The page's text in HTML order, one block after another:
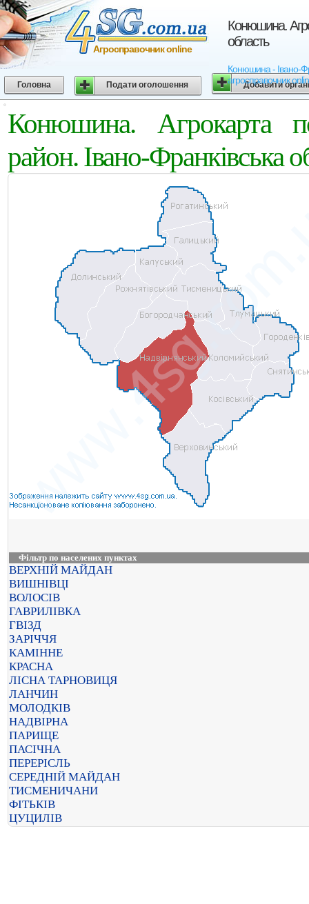
Конюшина.
область
Конюшина - Івано-
агросправочник
Агросправочник online
Головна Подати оголошення Добавити
Конюшина. Агрокарта
район. Івано-Франківська
Фільтр по населених пунктах
ВЕРХНІЙ МАЙДАН
ВИШНІВЦІ
ВОЛОСІВ
ГАВРИЛІВКА
ГВІЗД
ЗАРІЧЧЯ
КАМІННЕ
КРАСНА
ЛІСНА ТАРНОВИЦЯ
ЛАНЧИН
МОЛОДКІВ
НАДВІРНА
ПАРИЩЕ
ПАСІЧНА
ПЕРЕРІСЛЬ
СЕРЕДНІЙ МАЙДАН
ТИСМЕНИЧАНИ
ФІТЬКІВ
ЦУЦИЛІВ